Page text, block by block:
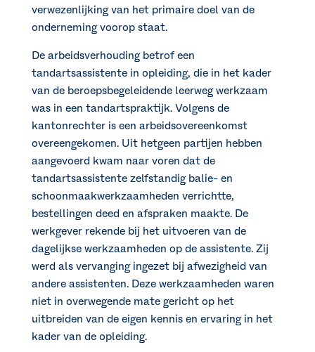
verwezenlijking van het primaire doel van de
onderneming voorop staat.
De arbeidsverhouding betrof een
tandartsassistente in opleiding, die in het kader
van de beroepsbegeleidende leerweg werkzaam
was in een tandartspraktijk. Volgens de
kantonrechter is een arbeidsovereenkomst
overeengekomen. Uit hetgeen partijen hebben
aangevoerd kwam naar voren dat de
tandartsassistente zelfstandig balie- en
schoonmaakwerkzaamheden verrichtte,
bestellingen deed en afspraken maakte. De
werkgever rekende bij het uitvoeren van de
dagelijkse werkzaamheden op de assistente. Zij
werd als vervanging ingezet bij afwezigheid van
andere assistenten. Deze werkzaamheden waren
niet in overwegende mate gericht op het
uitbreiden van de eigen kennis en ervaring in het
kader van de opleiding.